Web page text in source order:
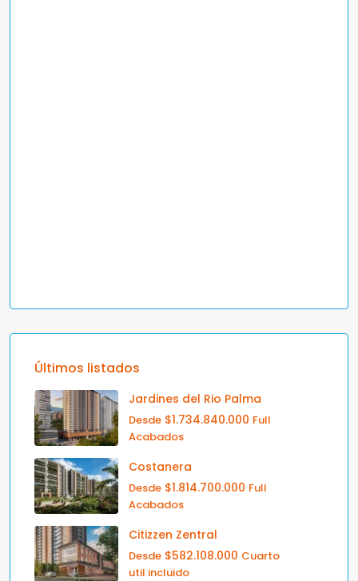
Últimos listados
Jardines del Rio Palma
Desde $1.734.840.000 Full
Acabados
Costanera
Desde $1.814.700.000 Full
Acabados
Citizzen Zentral
Desde $582.108.000 Cuarto
util incluido